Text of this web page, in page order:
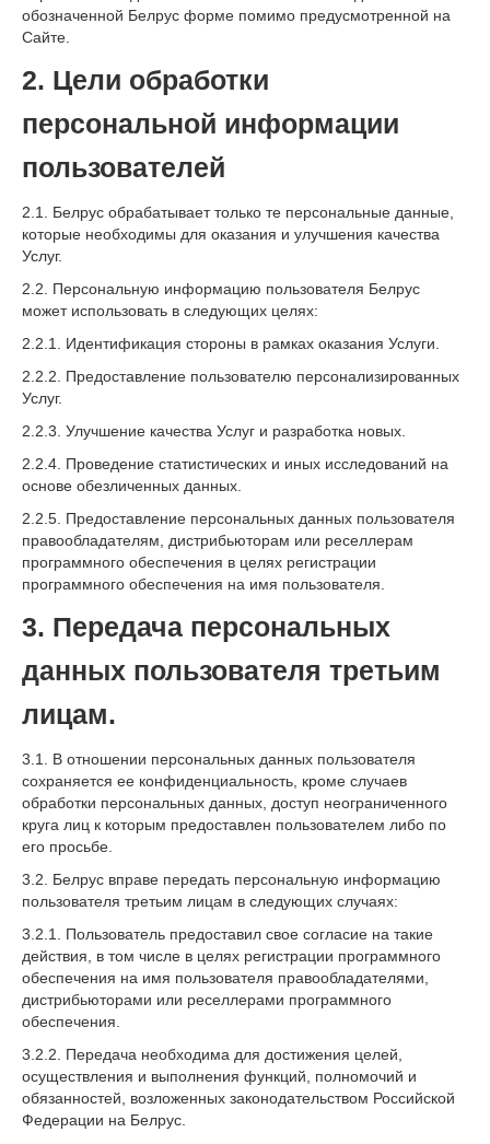
обозначенной Белрус форме помимо предусмотренной на
Сайте.
2. Цели обработки
персональной информации
пользователей
2.1. Белрус обрабатывает только те персональные данные,
которые необходимы для оказания и улучшения качества
Услуг.
2.2. Персональную информацию пользователя Белрус
может использовать в следующих целях:
2.2.1. Идентификация стороны в рамках оказания Услуги.
2.2.2. Предоставление пользователю персонализированных
Услуг.
2.2.3. Улучшение качества Услуг и разработка новых.
2.2.4. Проведение статистических и иных исследований на
основе обезличенных данных.
2.2.5. Предоставление персональных данных пользователя
правообладателям, дистрибьюторам или реселлерам
программного обеспечения в целях регистрации
программного обеспечения на имя пользователя.
3. Передача персональных
данных пользователя третьим
лицам.
3.1. В отношении персональных данных пользователя
сохраняется ее конфиденциальность, кроме случаев
обработки персональных данных, доступ неограниченного
круга лиц к которым предоставлен пользователем либо по
его просьбе.
3.2. Белрус вправе передать персональную информацию
пользователя третьим лицам в следующих случаях:
3.2.1. Пользователь предоставил свое согласие на такие
действия, в том числе в целях регистрации программного
обеспечения на имя пользователя правообладателями,
дистрибьюторами или реселлерами программного
обеспечения.
3.2.2. Передача необходима для достижения целей,
осуществления и выполнения функций, полномочий и
обязанностей, возложенных законодательством Российской
Федерации на Белрус.